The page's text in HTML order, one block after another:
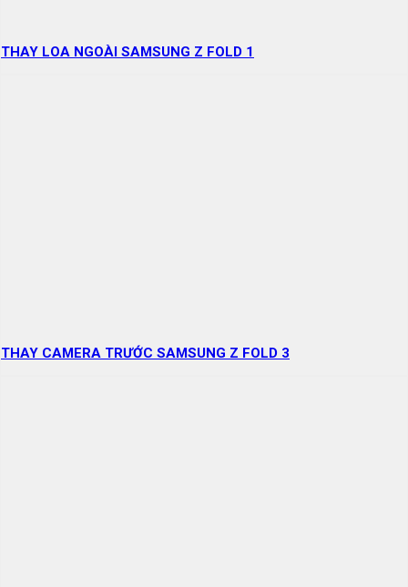
THAY LOA NGOÀI SAMSUNG Z FOLD 1
THAY CAMERA TRƯỚC SAMSUNG Z FOLD 3